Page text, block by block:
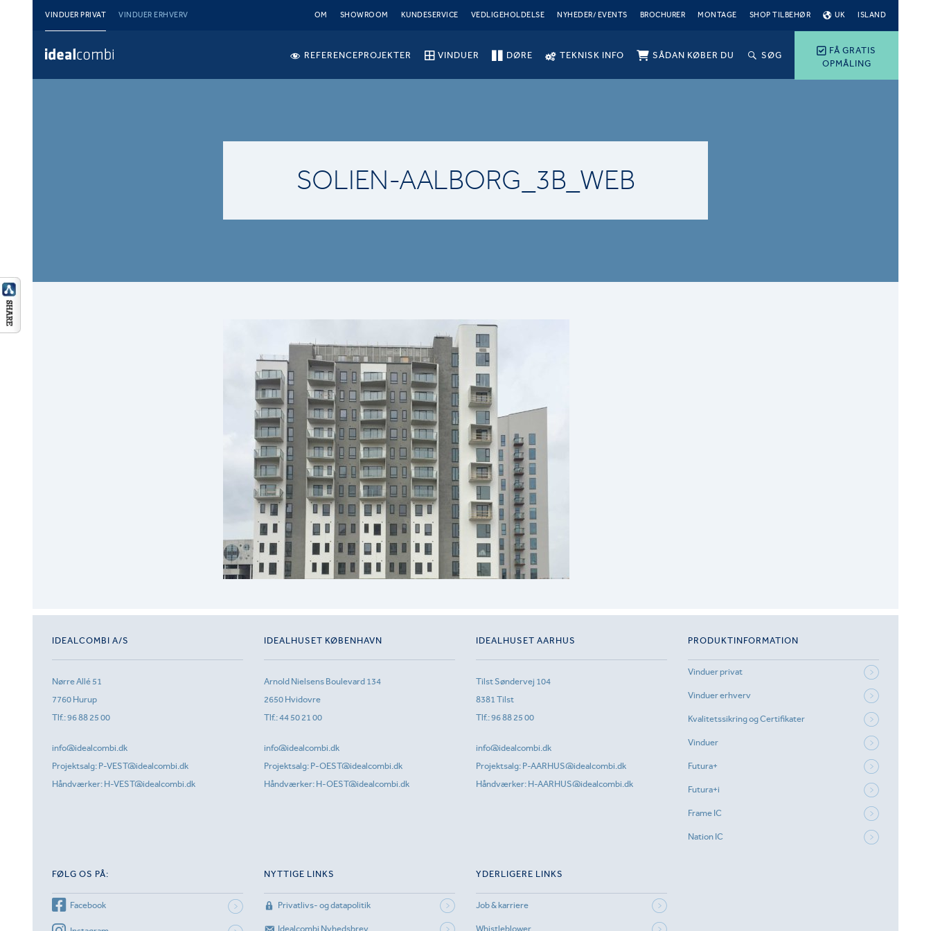
VINDUER PRIVAT VINDUER ERHVERV OM SHOWROOM KUNDESERVICE VEDLIGEHOLDELSE NYHEDER/ EVENTS BROCHURER MONTAGE SHOP TILBEHØR UK ISLAND
FÅ GRATIS
OPMÅLING
REFERENCEPROJEKTER VINDUER DØRE TEKNISK INFO SÅDAN KØBER DU SØG
SOLIEN-AALBORG_3B_WEB
IDEALCOMBI A/S
Nørre Allé 51
7760 Hurup
Tlf.:96 88 25 00
info@idealcombi.dk
Projektsalg: P-VEST@idealcombi.dk
Håndværker: H-VEST@idealcombi.dk
IDEALHUSET KØBENHAVN
Arnold Nielsens Boulevard 134
2650 Hvidovre
Tlf.:44 50 21 00
info@idealcombi.dk
Projektsalg: P-OEST@idealcombi.dk
Håndværker: H-OEST@idealcombi.dk
IDEALHUSET AARHUS
Tilst Søndervej 104
8381 Tilst
Tlf.:96 88 25 00
info@idealcombi.dk
Projektsalg: P-AARHUS@idealcombi.dk
Håndværker: H-AARHUS@idealcombi.dk
PRODUKTINFORMATION
Vinduer privat
Vinduer erhverv
Kvalitetssikring og Certifikater
Vinduer
Futura+
Futura+i
Frame IC
Nation IC
FØLG OS PÅ:
Facebook
NYTTIGE LINKS
Privatlivs- og datapolitik
Idealcombi Nyhedsbrev
YDERLIGERE LINKS
Job & karriere
Whistleblower